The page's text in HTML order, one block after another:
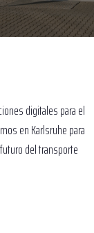
digitales para el
en Karlsruhe para
del transporte